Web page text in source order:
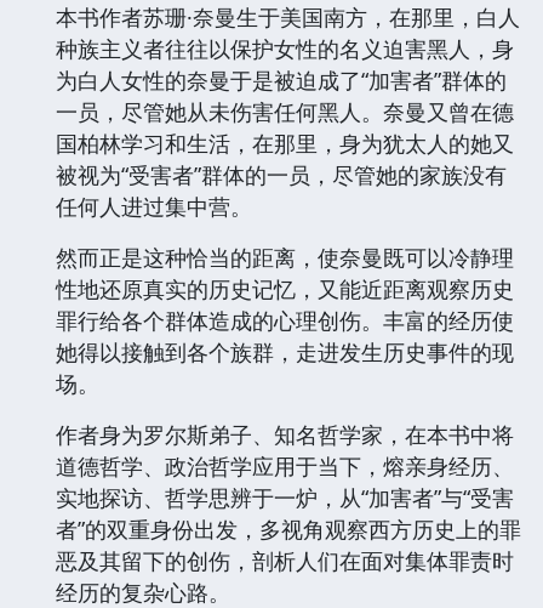
本书作者苏珊·奈曼生于美国南方，在那里，白人
种族主义者往往以保护女性的名义迫害黑人，身
为白人女性的奈曼于是被迫成了“加害者”群体的
一员，尽管她从未伤害任何黑人。奈曼又曾在德
国柏林学习和生活，在那里，身为犹太人的她又
被视为“受害者”群体的一员，尽管她的家族没有
任何人进过集中营。
然而正是这种恰当的距离，使奈曼既可以冷静理
性地还原真实的历史记忆，又能近距离观察历史
罪行给各个群体造成的心理创伤。丰富的经历使
她得以接触到各个族群，走进发生历史事件的现
场。
作者身为罗尔斯弟子、知名哲学家，在本书中将
道德哲学、政治哲学应用于当下，熔亲身经历、
实地探访、哲学思辨于一炉，从“加害者”与“受害
者”的双重身份出发，多视角观察西方历史上的罪
恶及其留下的创伤，剖析人们在面对集体罪责时
经历的复杂心路。